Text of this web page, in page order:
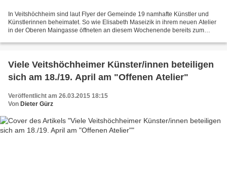
In Veitshöchheim sind laut Flyer der Gemeinde 19 namhafte Künstler und
Künstlerinnen beheimatet. So wie Elisabeth Maseizik in ihrem neuen Atelier
in der Oberen Maingasse öffneten an diesem Wochenende bereits zum
Viele Veitshöchheimer Künster/innen beteiligen
sich am 18./19. April am "Offenen Atelier"
Veröffentlicht am 26.03.2015 18:15
Von Dieter Gürz